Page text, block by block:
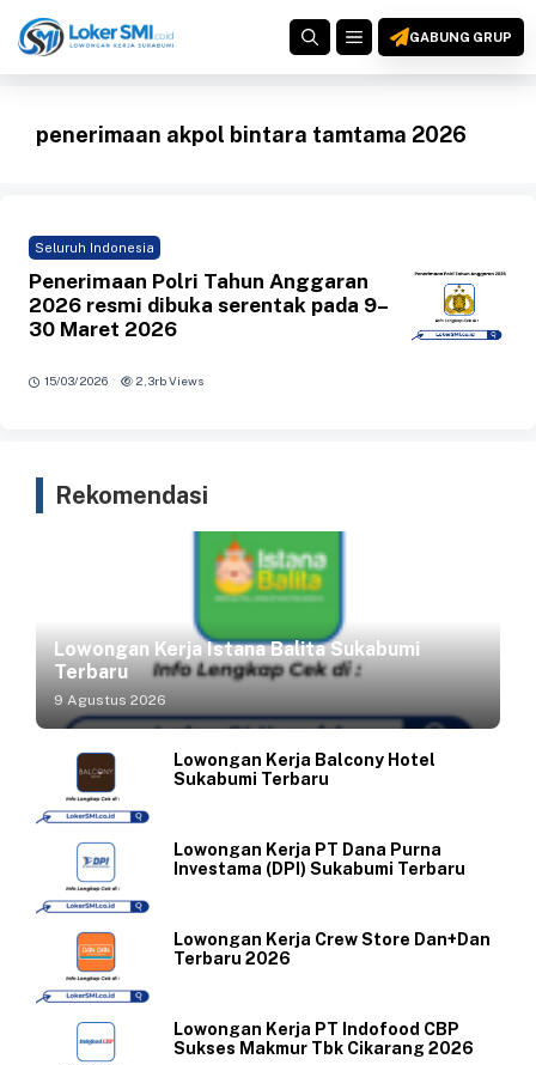
ke
MENUGABUNG GRUP
penerimaan akpol bintara tamtama 2026
Seluruh Indonesia
Penerimaan Polri Tahun Anggaran
2026 resmi dibuka serentak pada 9–
30 Maret 2026
15/03/2026 · 2,3rb Views
Rekomendasi
Lowongan Kerja Istana Balita Sukabumi
Terbaru
9 Agustus 2026
Lowongan Kerja Balcony Hotel
Sukabumi Terbaru
Lowongan Kerja PT Dana Purna
Investama (DPI) Sukabumi Terbaru
Lowongan Kerja Crew Store Dan+Dan
Terbaru 2026
Lowongan Kerja PT Indofood CBP
Sukses Makmur Tbk Cikarang 2026